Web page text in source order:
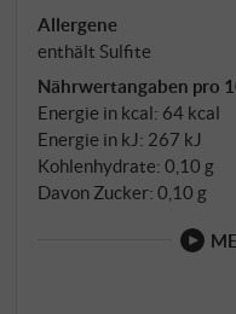
Allergene
enthält Sulfite
Nährwertangaben pro
Energie in kcal: 64 kcal
Energie in kJ: 267 kJ
Kohlenhydrate: 0,10 g
Davon Zucker: 0,10 g